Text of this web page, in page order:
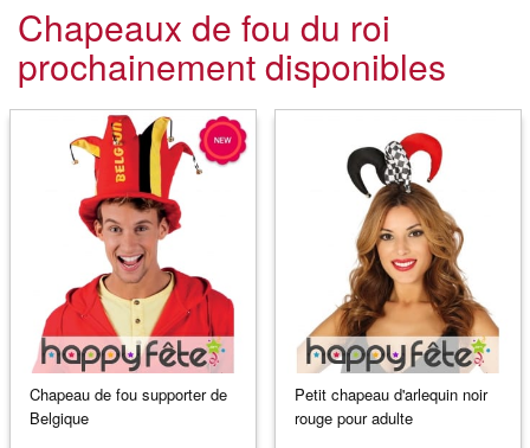
Chapeaux de fou du roi
prochainement disponibles
Chapeau de fou supporter de
Belgique
Petit chapeau d'arlequin noir
rouge pour adulte